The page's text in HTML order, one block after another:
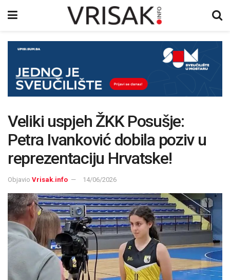
Veliki uspjeh ŽKK Posušje:
Petra Ivanković dobila poziv u
reprezentaciju Hrvatske!
Objavio Vrisak.info 14/06/2026